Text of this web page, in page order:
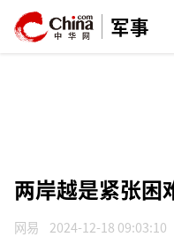
军事
两岸越是紧张困
网易 2024-12-18 09:03:10